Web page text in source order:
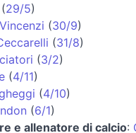
(29/5)
(30/9)
(31/8)
(3/2)
(4/11)
(4/10)
(6/1)
e allenatore di calcio: